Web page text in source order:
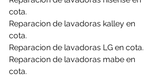
cota.
Reparacion de lavadoras kalley en
cota.
Reparacion de lavadoras LG en cota.
Reparacion de lavadoras mabe en
cota.